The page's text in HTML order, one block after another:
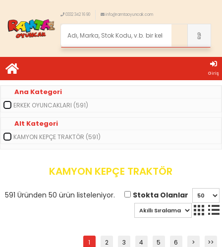
0332 342 16 90 info@ramtaoyuncak.com
Giriş
Ana Kategori
ERKEK OYUNCAKLARI (591)
Alt Kategori
KAMYON KEPÇE TRAKTÖR (591)
KAMYON KEPÇE TRAKTÖR
591 Üründen 50 ürün listeleniyor. Stokta Olanlar
1 2 3 4 5 6 > >>